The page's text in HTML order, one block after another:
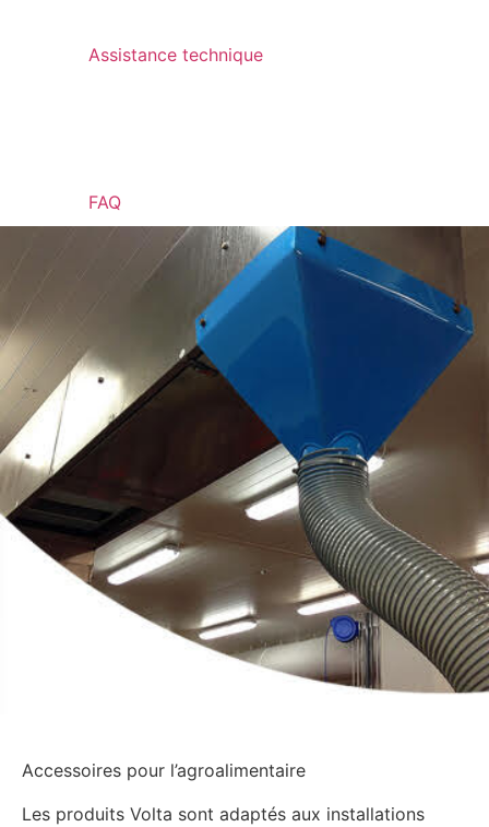
Assistance technique
FAQ
Accessoires pour l’agroalimentaire
Les produits Volta sont adaptés aux installations